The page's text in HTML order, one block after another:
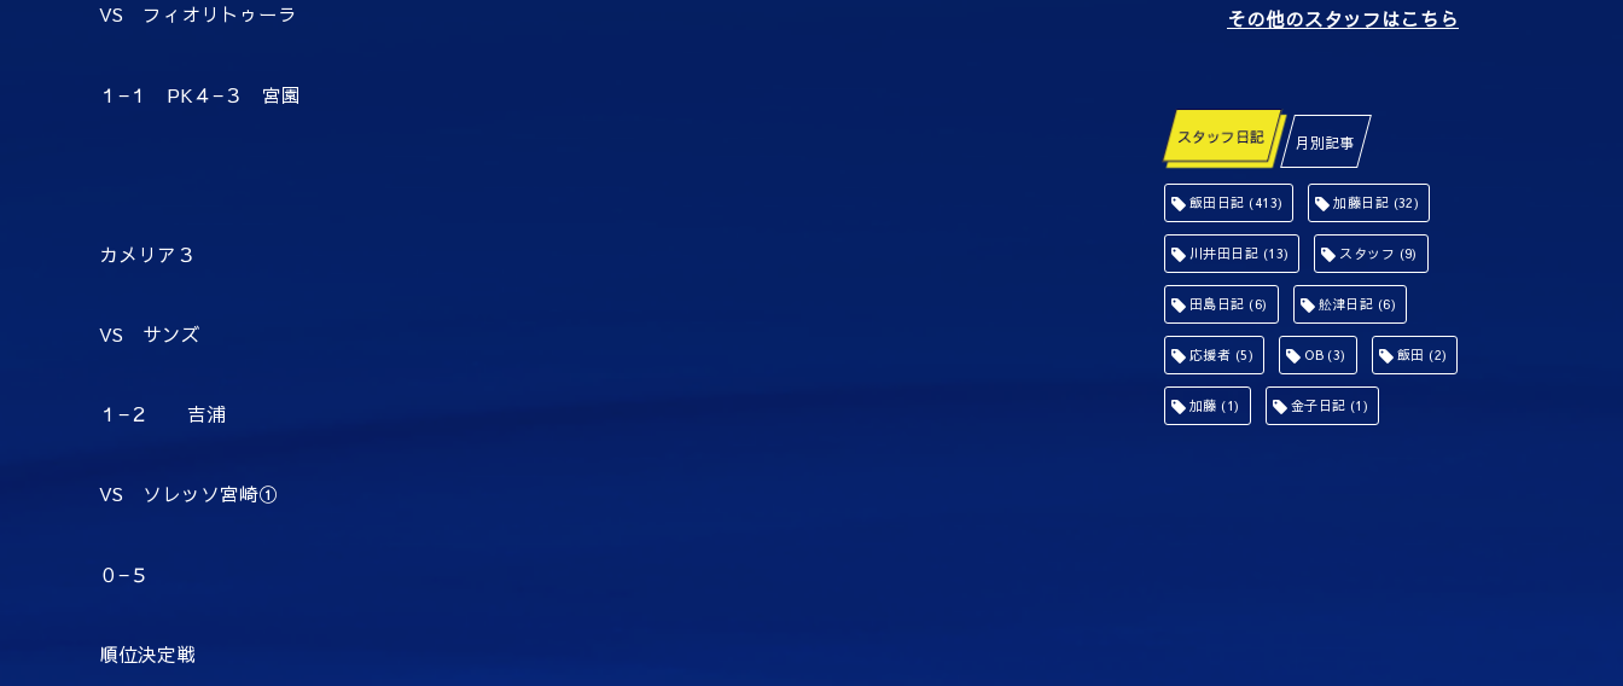
VS フィオリトゥーラ
１−１ PK４−３ 宮園
カメリア３
VS サンズ
１−２ 吉浦
VS ソレッソ宮崎①
０−５
順位決定戦
その他のスタッフはこちら
スタッフ日記 月別記事
飯田日記 (413) 加藤日記 (32)
川井田日記 (13) スタッフ (9)
田島日記 (6) 舩津日記 (6)
応援者 (5) OB(3) 飯田 (2)
加藤 (1) 金子日記 (1)